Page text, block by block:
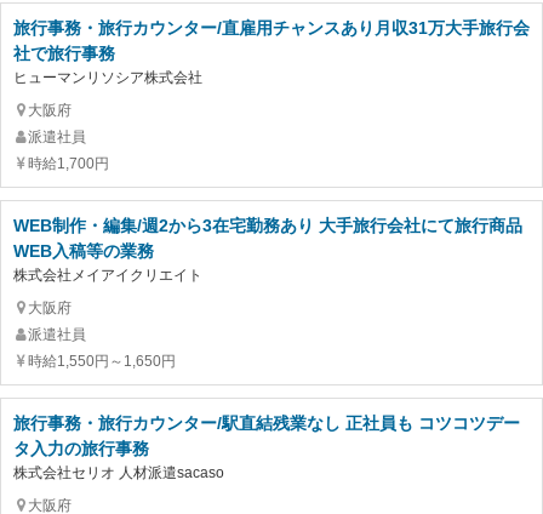
旅行事務・旅行カウンター/直雇用チャンスあり月収31万大手旅行会
社で旅行事務
ヒューマンリソシア株式会社
大阪府
派遣社員
時給1,700円
WEB制作・編集/週2から3在宅勤務あり 大手旅行会社にて旅行商品
WEB入稿等の業務
株式会社メイアイクリエイト
大阪府
派遣社員
時給1,550円～1,650円
旅行事務・旅行カウンター/駅直結残業なし 正社員も コツコツデー
タ入力の旅行事務
株式会社セリオ 人材派遣sacaso
大阪府